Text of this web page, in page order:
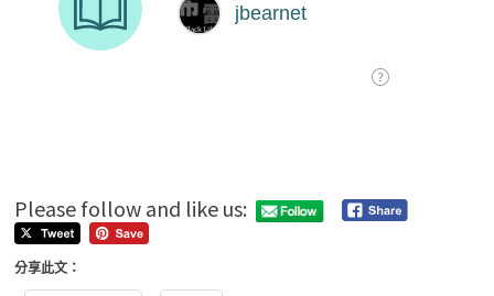
Please follow and like us:
分享此文：